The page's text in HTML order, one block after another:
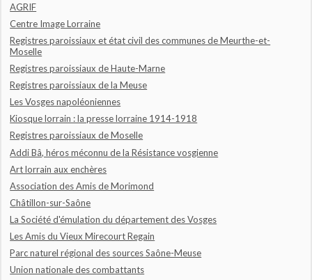
AGRIF
Centre Image Lorraine
Registres paroissiaux et état civil des communes de Meurthe-et-
Moselle
Registres paroissiaux de Haute-Marne
Registres paroissiaux de la Meuse
Les Vosges napoléoniennes
Kiosque lorrain : la presse lorraine 1914-1918
Registres paroissiaux de Moselle
Addi Bâ, héros méconnu de la Résistance vosgienne
Art lorrain aux enchères
Association des Amis de Morimond
Châtillon-sur-Saône
La Société d'émulation du département des Vosges
Les Amis du Vieux Mirecourt Regain
Parc naturel régional des sources Saône-Meuse
Union nationale des combattants